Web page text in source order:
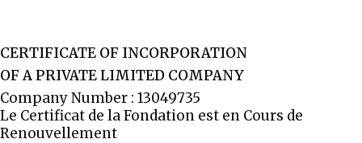
CERTIFICATE OF INCORPORATION
OF A PRIVATE LIMITED COMPANY
Company Number : 13049735
Le Certificat de la Fondation est en Cours de
Renouvellement